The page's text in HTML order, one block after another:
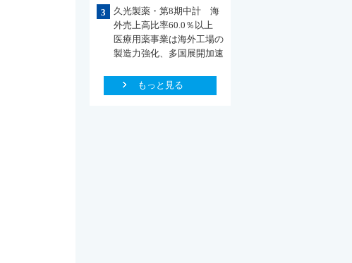
3
久光製薬・第8期中計 海
外売上高比率60.0％以上
医療用薬事業は海外工場の
製造力強化、多国展開加速
もっと見る